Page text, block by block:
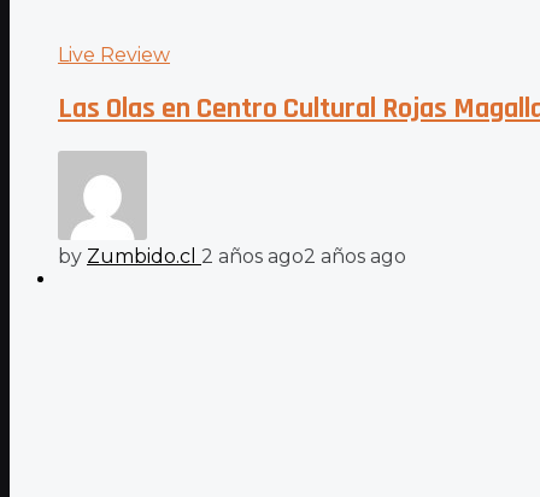
Live Review
Las Olas en Centro Cultural Rojas
by Zumbido.cl 2 años ago2 años ago